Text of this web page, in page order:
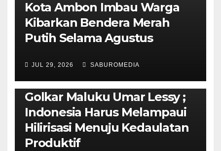
Kota Ambon Imbau Warga
Kibarkan Bendera Merah
Putih Selama Agustus
JUL 29, 2026 SABUROMEDIA
PENDIDIKAN & OLAHRAGA THE MOLUCCAS
Isi Materi LK-III HMI, Ketua
Golkar Maluku Umar Lessy ;
Indonesia Harus Melampaui
Hilirisasi Menuju Kedaulatan
Produktif